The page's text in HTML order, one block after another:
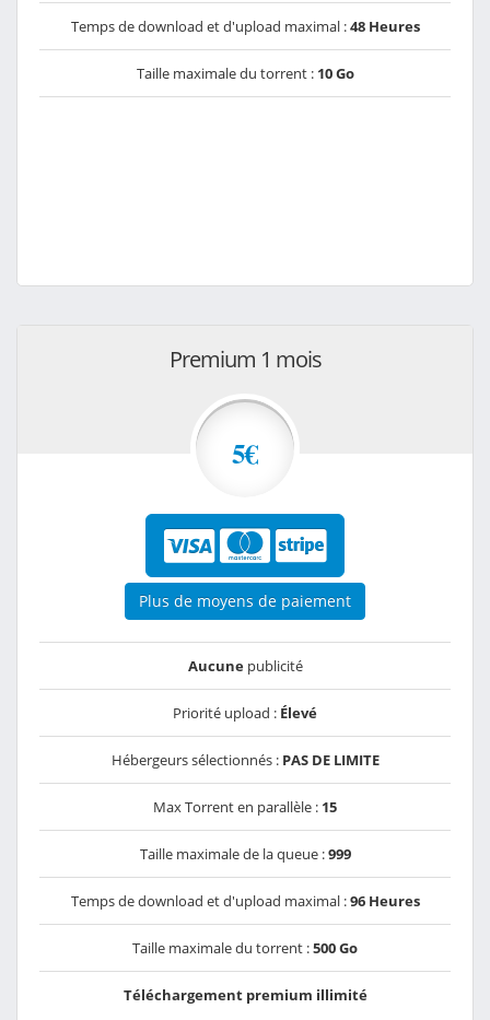
Temps de download et d'upload maximal :48 Heures
Taille maximale du torrent : 10 Go
Premium 1 mois
5€
Plus de moyens de paiement
Aucunepublicité
Priorité upload : Élevé
Hébergeurs sélectionnés : PAS DE LIMITE
Max Torrent en parallèle : 15
Taille maximale de la queue :999
Temps de download et d'upload maximal :96 Heures
Taille maximale du torrent :500 Go
Téléchargement premium illimité